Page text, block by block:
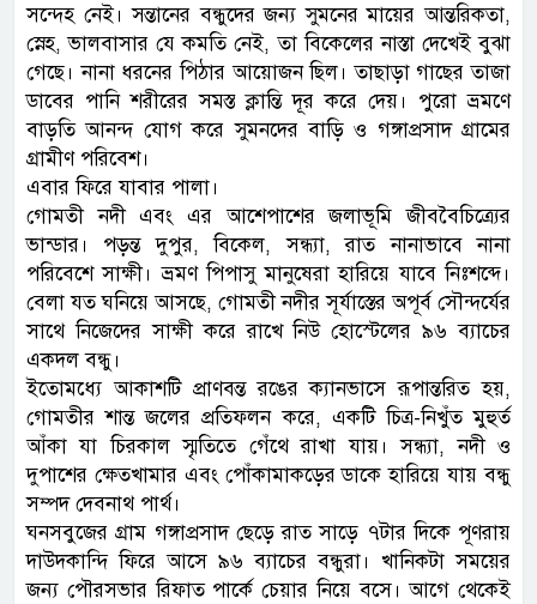
সন্দেহ নেই। সন্তানের বন্ধুদের জন্য সুমনের মায়ের আন্তরিকতা,
স্নেহ, ভালবাসার যে কমতি নেই, তা বিকেলের নাস্তা দেখেই বুঝা
গেছে। নানা ধরনের পিঠার আয়োজন ছিল। তাছাড়া গাছের তাজা
ডাবের পানি শরীরের সমস্ত ক্লান্তি দূর করে দেয়। পুরো ভ্রমণে
বাড়তি আনন্দ যোগ করে সুমনদের বাড়ি ও গঙ্গাপ্রসাদ গ্রামের
গ্রামীণ পরিবেশ।
এবার ফিরে যাবার পালা।
গোমতী নদী এবং এর আশেপাশের জলাভূমি জীববৈচিত্র্যের
ভান্ডার। পড়ন্ত দুপুর, বিকেল, সন্ধ্যা, রাত নানাভাবে নানা
পরিবেশে সাক্ষী। ভ্রমণ পিপাসু মানুষেরা হারিয়ে যাবে নিঃশব্দে।
বেলা যত ঘনিয়ে আসছে, গোমতী নদীর সূর্যাস্তের অপূর্ব সৌন্দর্যের
সাথে নিজেদের সাক্ষী করে রাখে নিউ হোস্টেলের ৯৬ ব্যাচের
একদল বন্ধু।
ইতোমধ্যে আকাশটি প্রাণবন্ত রঙের ক্যানভাসে রূপান্তরিত হয়,
গোমতীর শান্ত জলের প্রতিফলন করে, একটি চিত্র-নিখুঁত মুহুর্ত
আঁকা যা চিরকাল স্মৃতিতে গেঁথে রাখা যায়। সন্ধ্যা, নদী ও
দুপাশের ক্ষেতখামার এবং পোঁকামাকড়ের ডাকে হারিয়ে যায় বন্ধু
সম্পদ দেবনাথ পার্থ।
ঘনসবুজের গ্রাম গঙ্গাপ্রসাদ ছেড়ে রাত সাড়ে ৭টার দিকে পূণরায়
দাউদকান্দি ফিরে আসে ৯৬ ব্যাচের বন্ধুরা। খানিকটা সময়ের
জন্য পৌরসভার রিফাত পার্কে চেয়ার নিয়ে বসে। আগে থেকেই